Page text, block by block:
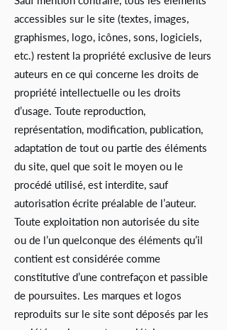
accessibles sur le site (textes, images,
graphismes, logo, icônes, sons, logiciels,
etc.) restent la propriété exclusive de leurs
auteurs en ce qui concerne les droits de
propriété intellectuelle ou les droits
d’usage. Toute reproduction,
représentation, modification, publication,
adaptation de tout ou partie des éléments
du site, quel que soit le moyen ou le
procédé utilisé, est interdite, sauf
autorisation écrite préalable de l’auteur.
Toute exploitation non autorisée du site
ou de l’un quelconque des éléments qu’il
contient est considérée comme
constitutive d’une contrefaçon et passible
de poursuites. Les marques et logos
reproduits sur le site sont déposés par les